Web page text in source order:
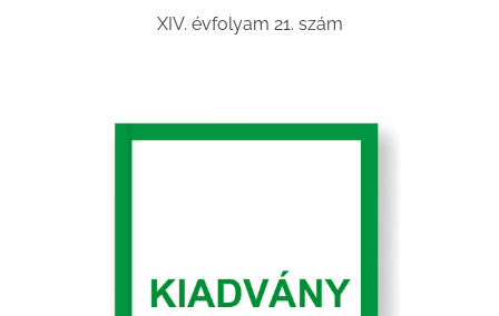
XIV. évfolyam 21. szám